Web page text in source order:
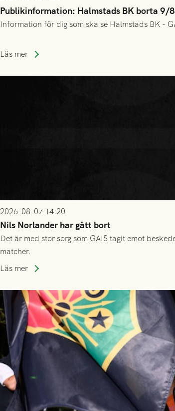
Publikinformation: Halmstads BK borta 9/8
Information för dig som ska se Halmstads BK -
Läs mer
2026-08-07 14:20
Nils Norlander har gått bort
Det är med stor sorg som GAIS tagit emot
matcher.
Läs mer